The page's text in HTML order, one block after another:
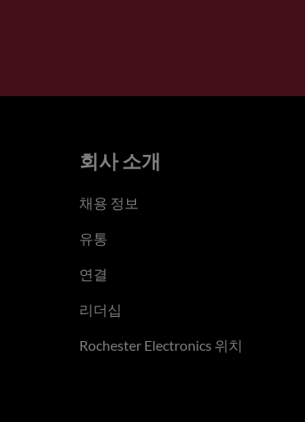
회사 소개
채용 정보
유통
연결
리더십
Rochester Electronics 위치